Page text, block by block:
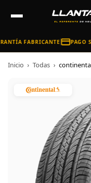
FABRICANTE PAGO
Inicio › Todas ›